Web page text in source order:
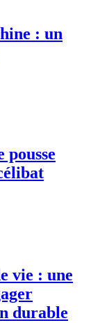
: un
vie : une
durable